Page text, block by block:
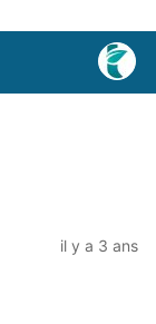
il y a 3 ans